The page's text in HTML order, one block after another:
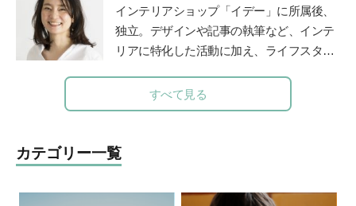
カーレ 』編集長。著書に『新装版 0～3歳
能力を育てる 好奇心を引き出す』（主婦
の友社）、『3～6歳 能力を伸ばす 個性
インテリアショップ「イデー」に所属後、
独立。デザインや記事の執筆など、インテ
リアに特化した活動に加え、ライフスタイ
の時間に笑顔を増やすアナログ時計「funp
unclock」シリーズデザイナー。仕事と並
目ざして、モンテッソーリ教育理論を学び
直し中。
すべて見る
カテゴリー一覧